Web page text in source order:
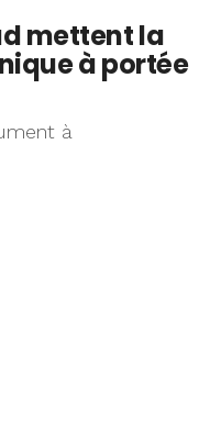
mettent la
à portée
à